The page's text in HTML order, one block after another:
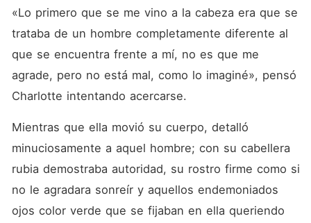
«Lo primero que se me vino a la cabeza era que se
trataba de un hombre completamente diferente al
que se encuentra frente a mí, no es que me
agrade, pero no está mal, como lo imaginé», pensó
Charlotte intentando acercarse.
Mientras que ella movió su cuerpo, detalló
minuciosamente a aquel hombre; con su cabellera
rubia demostraba autoridad, su rostro firme como si
no le agradara sonreír y aquellos endemoniados
ojos color verde que se fijaban en ella queriendo